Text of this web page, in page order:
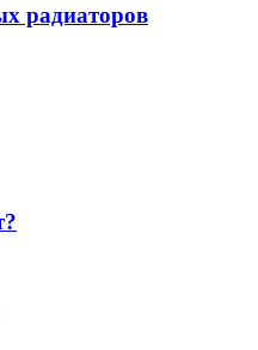
радиаторов